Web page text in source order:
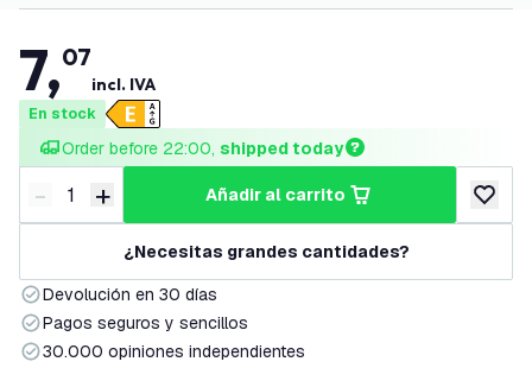
7,07
incl. IVA
En stock
Order before 22:00, shipped today
Disminuir cantidad
- Aumentar cantidad
+ añadir al carrito
añadir
¿Necesitas grandes cantidades?
Devolución en 30 días
Pagos seguros y sencillos
30.000 opiniones independientes